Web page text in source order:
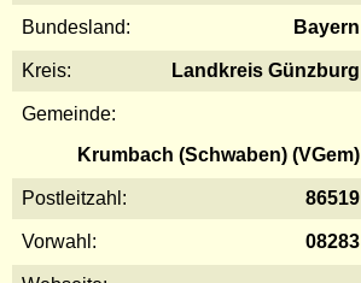
Bundesland: Bayern
Kreis: Landkreis Günzburg
Gemeinde:
Krumbach (Schwaben) (VGem)
Postleitzahl: 86519
Vorwahl: 08283